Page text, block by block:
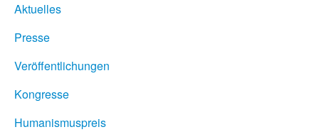
Aktuelles
Presse
Veröffentlichungen
Kongresse
Humanismuspreis